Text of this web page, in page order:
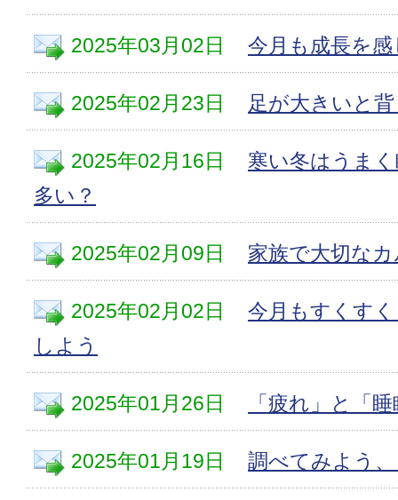
2025年03月02日 今月も成長を
2025年02月23日 足が大きいと
2025年02月16日
寒い冬はうま
多い？
2025年02月09日 家族で大切な
2025年02月02日
今月もすくす
しよう
2025年01月26日 「疲れ」と「
2025年01月19日 調べてみよう